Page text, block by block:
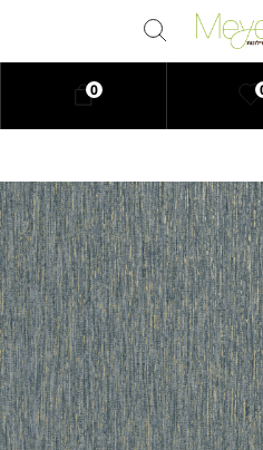
Millions of
world visit
creative
templates,
even hire
industry-
helps
0